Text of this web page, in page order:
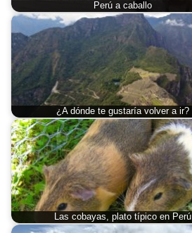
Perú a caballo
¿A dónde te gustaría volver a ir?
Las cobayas, plato típico en Perú